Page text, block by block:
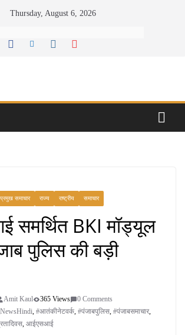
Thursday, August 6, 2026
प्रमुख समाचार राज्य राष्ट्रीय समाचार
समर्थित BKI मॉड्यूल
पुलिस की बड़ी
Amit Kaul 365 Views
0 Comments
, #आतंकीनेटवर्क, #पंजाबपुलिस, #पंजाबसमाचार,
, आईएसआई